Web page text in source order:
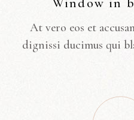
At vero eos et
dignissi ducimus qui